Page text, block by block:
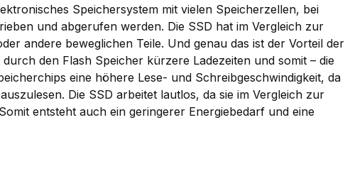
Speichersystem mit vielen Speicherzellen, bei
und abgerufen werden. Die SSD hat im Vergleich zur
andere beweglichen Teile. Und genau das ist der Vorteil der
den Flash Speicher kürzere Ladezeiten und somit – die
eine höhere Lese- und Schreibgeschwindigkeit, da
Die SSD arbeitet lautlos, da sie im Vergleich zur
entsteht auch ein geringerer Energiebedarf und eine